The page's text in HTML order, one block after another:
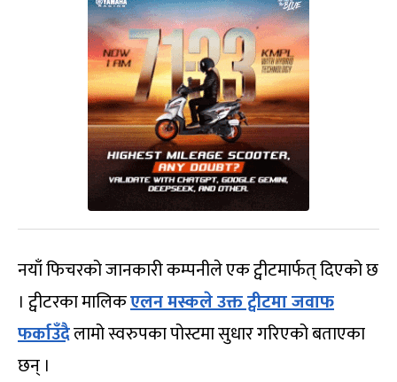
नयाँ फिचरको जानकारी कम्पनीले एक ट्वीटमार्फत् दिएको छ
। ट्वीटरका मालिकएलन मस्कले उक्त ट्वीटमा जवाफ
फर्काउँदैलामो स्वरुपका पोस्टमा सुधार गरिएको बताएका
छन् ।